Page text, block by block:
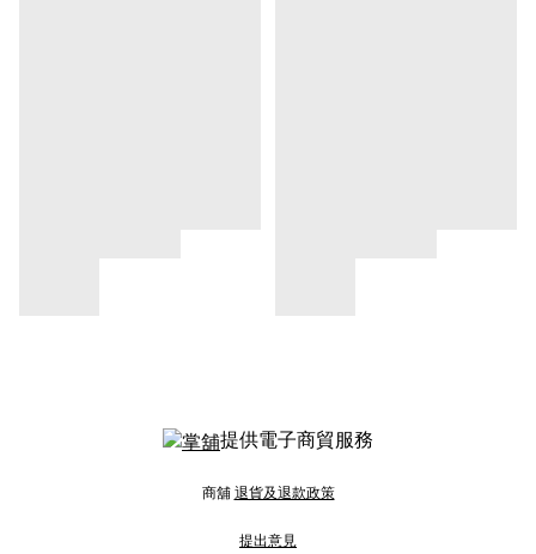
提供電子商貿服務
商舖 退貨及退款政策
提出意見